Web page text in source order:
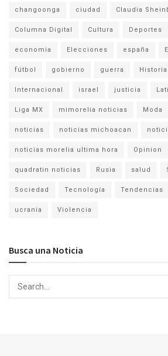
changoonga ciudad Claudia
Columna Digital Cultura Deportes
economia Elecciones españa
fútbol gobierno guerra Historia
Internacional israel justicia
Liga MX mimorelia noticias Moda
noticias noticias michoacan
noticias morelia ultima hora Opinion
quadratin noticias Rusia salud
Sociedad Tecnología Tendencias
ucrania Violencia
Busca una Noticia